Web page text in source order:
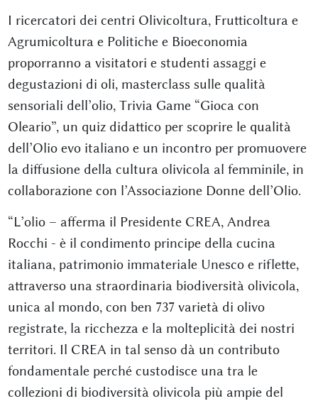
I ricercatori dei centri Olivicoltura, Frutticoltura e
Agrumicoltura e Politiche e Bioeconomia
proporranno a visitatori e studenti assaggi e
degustazioni di oli, masterclass sulle qualità
sensoriali dell’olio, Trivia Game “Gioca con
Oleario”, un quiz didattico per scoprire le qualità
dell’Olio evo italiano e un incontro per promuovere
la diffusione della cultura olivicola al femminile, in
collaborazione con l’Associazione Donne dell’Olio.
“L’olio – afferma il Presidente CREA, Andrea
Rocchi - è il condimento principe della cucina
italiana, patrimonio immateriale Unesco e riflette,
attraverso una straordinaria biodiversità olivicola,
unica al mondo, con ben 737 varietà di olivo
registrate, la ricchezza e la molteplicità dei nostri
territori. Il CREA in tal senso dà un contributo
fondamentale perché custodisce una tra le
collezioni di biodiversità olivicola più ampie del